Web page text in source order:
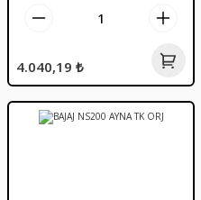
4.040,19 ₺